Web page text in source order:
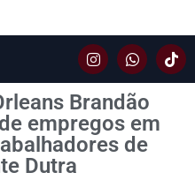
Brandão
empregos em
de
Dutra